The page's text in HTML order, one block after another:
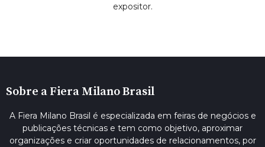
expositor.
Sobre a Fiera Milano Brasil
A Fiera Milano Brasil é especializada em feiras de negócios e
publicações técnicas e tem como objetivo, aproximar
organizações e criar oportunidades de relacionamentos, por